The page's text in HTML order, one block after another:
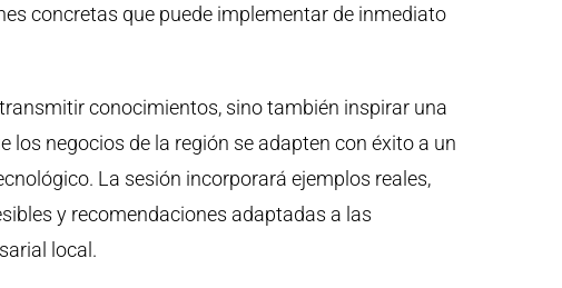
concretas que puede implementar de inmediato
conocimientos, sino también inspirar una
negocios de la región se adapten con éxito a un
La sesión incorporará ejemplos reales,
y recomendaciones adaptadas a las
local.